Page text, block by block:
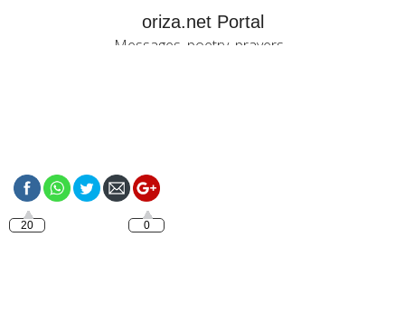
oriza.net Portal
Messages, poetry, prayers...
20 0